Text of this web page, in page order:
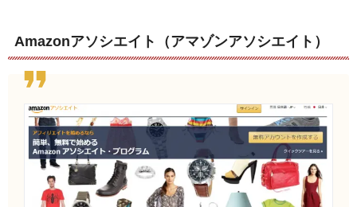
Amazonアソシエイト（アマゾンアソシエイト）